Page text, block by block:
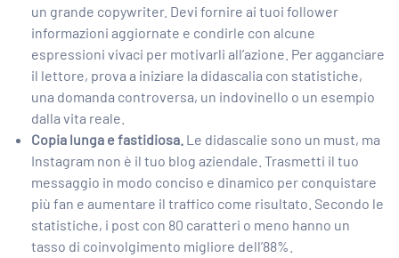
un grande copywriter. Devi fornire ai tuoi follower
informazioni aggiornate e condirle con alcune
espressioni vivaci per motivarli all’azione. Per agganciare
il lettore, prova a iniziare la didascalia con statistiche,
una domanda controversa, un indovinello o un esempio
dalla vita reale.
Copia lunga e fastidiosa. Le didascalie sono un must, ma
Instagram non è il tuo blog aziendale. Trasmetti il ​​tuo
messaggio in modo conciso e dinamico per conquistare
più fan e aumentare il traffico come risultato. Secondo le
statistiche, i post con 80 caratteri o meno hanno un
tasso di coinvolgimento migliore dell’88%.